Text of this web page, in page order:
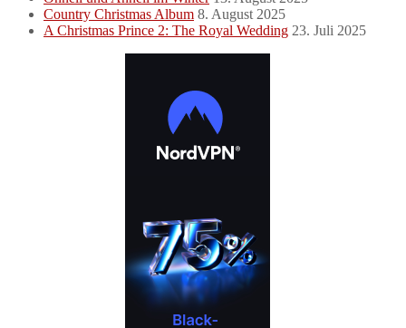
Country Christmas Album 8. August 2025
A Christmas Prince 2: The Royal Wedding 23. Juli 2025